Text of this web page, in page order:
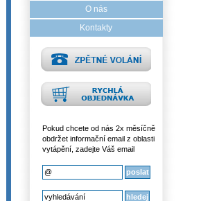
O nás
Kontakty
Pokud chcete od nás 2x měsíčně
obdržet informační email z oblasti
vytápění, zadejte Váš email